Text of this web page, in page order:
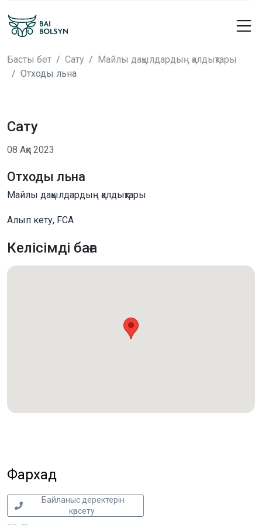
Басты бет Сату
Майлы дақылдардың қалдықтары
Отходы льна
Сату
08 Ақп 2023
Отходы льна
Майлы дақылдардың қалдықтары
Алып кету, FCA
Келісімді баға
Фархад
Байланыс деректерін
көрсету